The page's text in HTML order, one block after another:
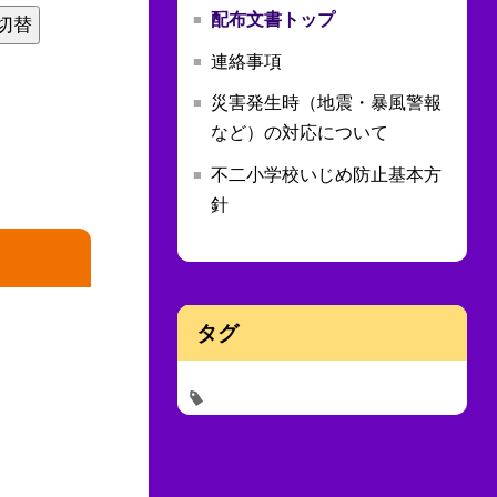
替 配布文書トップ
連絡事項
災害発生時（地震・暴風警報
など）の対応について
不二小学校いじめ防止基本方
針
タグ